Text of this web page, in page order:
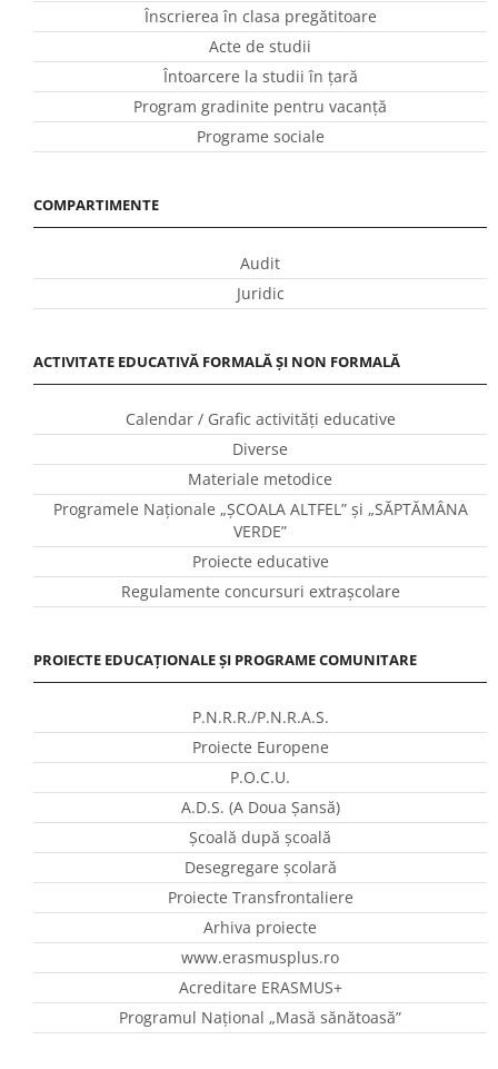
Înscrierea în clasa pregătitoare
Acte de studii
Întoarcere la studii în ţară
Program gradinite pentru vacanţă
Programe sociale
COMPARTIMENTE
Audit
Juridic
ACTIVITATE EDUCATIVĂ FORMALĂ ȘI NON FORMALĂ
Calendar / Grafic activităţi educative
Diverse
Materiale metodice
Programele Naţionale „ŞCOALA ALTFEL” și „SĂPTĂMÂNA
VERDE”
Proiecte educative
Regulamente concursuri extraşcolare
PROIECTE EDUCAȚIONALE ȘI PROGRAME COMUNITARE
P.N.R.R./P.N.R.A.S.
Proiecte Europene
P.O.C.U.
A.D.S. (A Doua Șansă)
Școală după școală
Desegregare școlară
Proiecte Transfrontaliere
Arhiva proiecte
www.erasmusplus.ro
Acreditare ERASMUS+
Programul Național „Masă sănătoasă”